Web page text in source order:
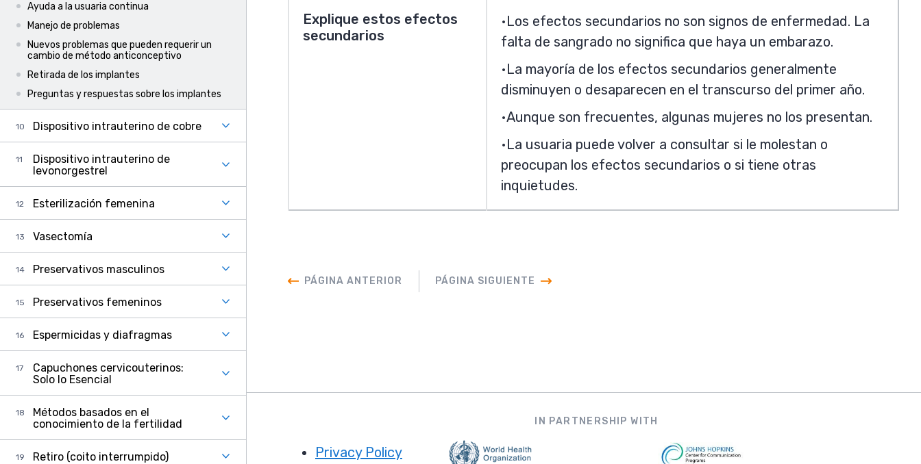
Ayuda a la usuaria continua
Manejo de problemas
Nuevos problemas que pueden requerir un
cambio de método anticonceptivo
Retirada de los implantes
Preguntas y respuestas sobre los implantes
Dispositivo intrauterino de cobre
Dispositivo intrauterino de
levonorgestrel
Esterilización femenina
Vasectomía
Preservativos masculinos
Preservativos femeninos
Espermicidas y diafragmas
Capuchones cervicouterinos:
Solo lo Esencial
Métodos basados en el
conocimiento de la fertilidad
Retiro (coito interrumpido)
Explique estos efectos
secundarios
Los efectos secundarios no son signos de enfermedad. La
falta de sangrado no significa que haya un embarazo.
La mayoría de los efectos secundarios generalmente
disminuyen o desaparecen en el transcurso del primer año.
Aunque son frecuentes, algunas mujeres no los presentan.
La usuaria puede volver a consultar si le molestan o
preocupan los efectos secundarios o si tiene otras
inquietudes.
PÁGINA ANTERIOR PÁGINA SIGUIENTE
Privacy Policy
IN PARTNERSHIP WITH